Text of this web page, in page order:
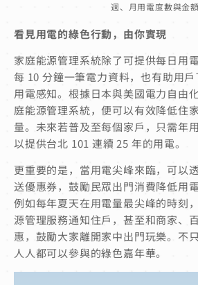
週、月用電度數與金額
看見用電的綠色行動，由你實現
家庭能源管理系統除了可提供每日用
每 10 分鐘一筆電力資料，也有助用
用電感知。根據日本與美國電力自由
庭能源管理系統，便可以有效降低住
量。未來若普及至每個家戶，只需年
以提供台北 101 連續 25 年的用電。
更重要的是，當用電尖峰來臨，可以
送優惠券，鼓勵民眾出門消費降低用
例如每年夏天在用電量最尖峰的時刻
源管理服務通知住戶，甚至和商家、
惠，鼓勵大家離開家中出門玩樂。不
人人都可以參與的綠色嘉年華。